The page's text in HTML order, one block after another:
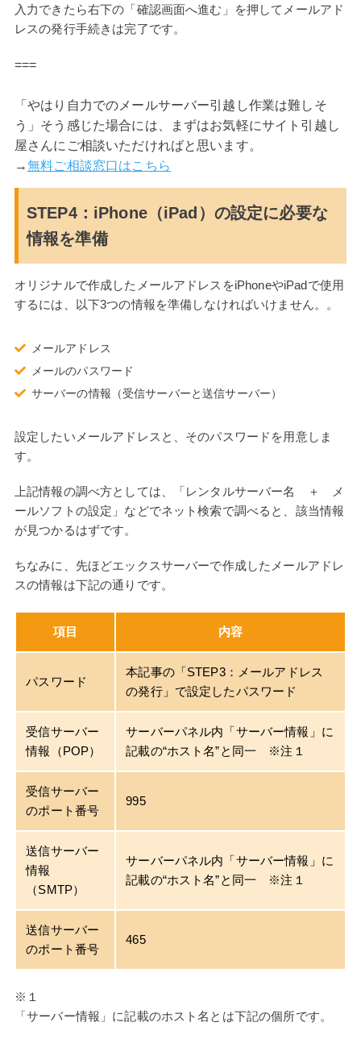
入力できたら右下の「確認画面へ進む」を押してメールアド
レスの発行手続きは完了です。
===
「やはり自力でのメールサーバー引越し作業は難しそ
う」そう感じた場合には、まずはお気軽にサイト引越し
屋さんにご相談いただければと思います。
→無料ご相談窓口はこちら
STEP4：iPhone（iPad）の設定に必要な
情報を準備
オリジナルで作成したメールアドレスをiPhoneやiPadで使用
するには、以下3つの情報を準備しなければいけません。。
メールアドレス
メールのパスワード
サーバーの情報（受信サーバーと送信サーバー）
設定したいメールアドレスと、そのパスワードを用意しま
す。
上記情報の調べ方としては、「レンタルサーバー名 ＋ メ
ールソフトの設定」などでネット検索で調べると、該当情報
が見つかるはずです。
ちなみに、先ほどエックスサーバーで作成したメールアドレ
スの情報は下記の通りです。
項目 内容
パスワード
本記事の「STEP3：メールアドレス
の発行」で設定したパスワード
受信サーバー
情報（POP）
サーバーパネル内「サーバー情報」に
記載の“ホスト名”と同一 ※注１
受信サーバー
のポート番号
995
送信サーバー
情報
（SMTP）
サーバーパネル内「サーバー情報」に
記載の“ホスト名”と同一 ※注１
送信サーバー
のポート番号
465
※１
「サーバー情報」に記載のホスト名とは下記の個所です。